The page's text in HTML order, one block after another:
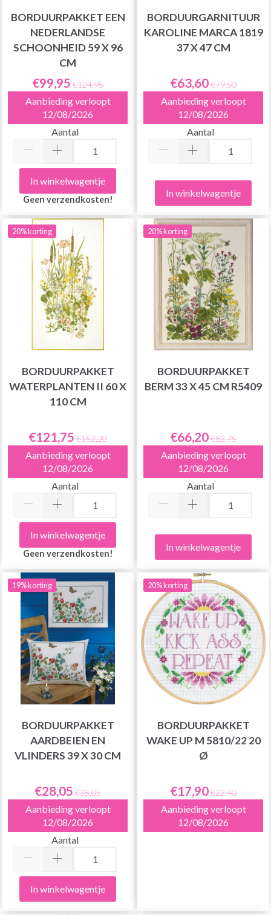
BORDUURPAKKET EEN
NEDERLANDSE
SCHOONHEID 59 X 96
CM
€99,95 €124,95
Aanbieding verloopt
12/08/2026
Aantal
In winkelwagentje
Geen verzendkosten!
BORDUURGARNITUUR
KAROLINE MARCA 1819
37 X 47 CM
€63,60€79,50
Aanbieding verloopt
12/08/2026
Aantal
In winkelwagentje
20% korting
BORDUURPAKKET
WATERPLANTEN II 60 X
110 CM
€121,75 €152,20
Aanbieding verloopt
12/08/2026
Aantal
In winkelwagentje
Geen verzendkosten!
20% korting
BORDUURPAKKET
BERM 33 X 45 CM R5409
€66,20€82,75
Aanbieding verloopt
12/08/2026
Aantal
In winkelwagentje
19% korting
BORDUURPAKKET
AARDBEIEN EN
VLINDERS 39 X 30 CM
€28,05 €35,05
Aanbieding verloopt
12/08/2026
Aantal
In winkelwagentje
20% korting
BORDUURPAKKET
WAKE UP M 5810/22 20
Ø
€17,90€22,40
Aanbieding verloopt
12/08/2026